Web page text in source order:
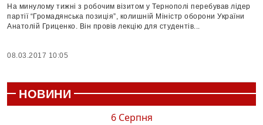
На минулому тижні з робочим візитом у Тернополі перебував лідер
партії “Громадянська позиція”, колишній Міністр оборони України
Анатолій Гриценко. Він провів лекцію для студентів...
08.03.2017 10:05
НОВИНИ
6 Серпня